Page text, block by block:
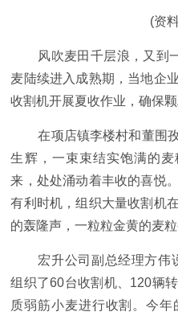
(资
风吹麦田千层浪，又到
麦陆续进入成熟期，当地企
收割机开展夏收作业，确保颗
在项店镇李楼村和董围
生辉，一束束结实饱满的麦
来，处处涌动着丰收的喜悦
有利时机，组织大量收割机
的轰隆声，一粒粒金黄的麦粒
宏升公司副总经理方伟
组织了60台收割机、120辆
质弱筋小麦进行收割。今